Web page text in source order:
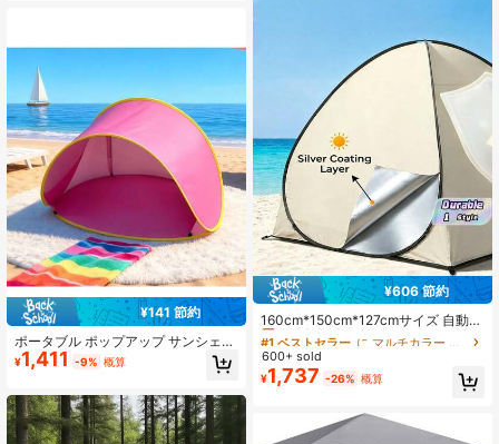
¥141 節約
ポータブル ポップアップ サンシェル
ター テント 4個セット、ハイキング
に最適 - 高品質、日よけ、ハイキン
ト、軽量テント、高級テント、アウ
トドア日よけ、トラベルテント、ビ
ーチ、ファミリーアウトドア
¥1,411 -9% 概算
¥606 節約
160cm*150cm*127cmサイズ 自動開
閉式 アウトドアテント ビーチ/芝生
用 日よけ/サンシェード キャンプ/レ
ジャー用 日除け/遮光テント コンパ
クト折りたたみ式 キャンプ/ビーチ/
公園/釣り等アウトドアに最適 アウト
ドア愛好家への理想的なギフト 頑丈
なビーチテント
#1 ベストセラー
に マルチカラー キャンプ用テント
売り切れ間近！
#1 ベストセラー
売り切れ間近！
#1 ベストセラー
売り切れ間近！
#1 ベストセラー
に マルチカラー キャンプ用テント
600+ sold
¥1,737 -26% 概算